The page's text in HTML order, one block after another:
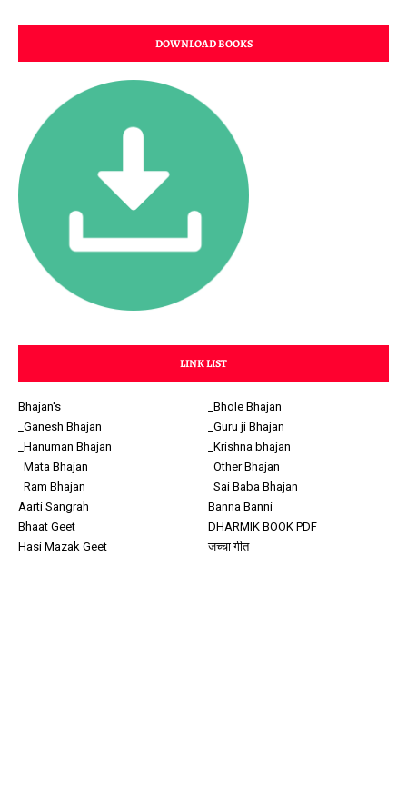
DOWNLOAD BOOKS
LINK LIST
Bhajan's
_Bhole Bhajan
_Ganesh Bhajan
_Guru ji Bhajan
_Hanuman Bhajan
_Krishna bhajan
_Mata Bhajan
_Other Bhajan
_Ram Bhajan
_Sai Baba Bhajan
Aarti Sangrah
Banna Banni
Bhaat Geet
DHARMIK BOOK PDF
Hasi Mazak Geet
जच्चा गीत